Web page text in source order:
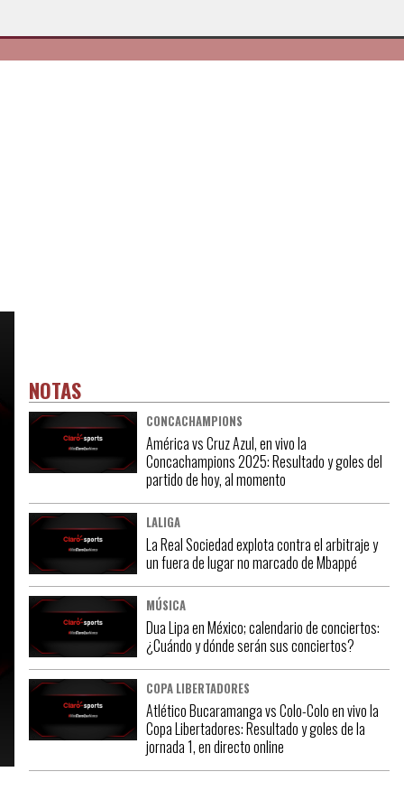
NOTAS
CONCACHAMPIONS
América vs Cruz Azul, en vivo la
Concachampions 2025: Resultado y goles del
partido de hoy, al momento
LALIGA
La Real Sociedad explota contra el arbitraje y
un fuera de lugar no marcado de Mbappé
MÚSICA
Dua Lipa en México; calendario de conciertos:
¿Cuándo y dónde serán sus conciertos?
COPA LIBERTADORES
Atlético Bucaramanga vs Colo-Colo en vivo la
Copa Libertadores: Resultado y goles de la
jornada 1, en directo online